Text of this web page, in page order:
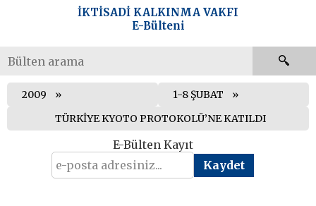
İKTİSADİ KALKINMA VAKFI
E-Bülteni
2009
1-8 ŞUBAT
TÜRKİYE KYOTO PROTOKOLÜ’NE KATILDI
E-Bülten Kayıt